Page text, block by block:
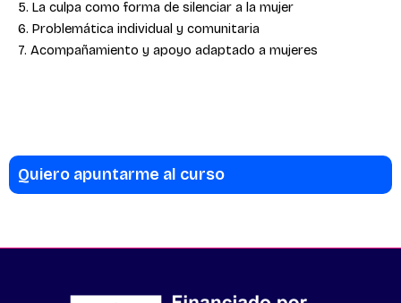
5. La culpa como forma de silenciar a la mujer
6. Problemática individual y comunitaria
7. Acompañamiento y apoyo adaptado a mujeres
Quiero apuntarme al curso